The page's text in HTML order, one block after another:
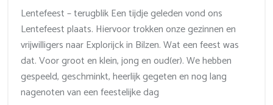
Lentefeest – terugblik Een tijdje geleden vond ons
Lentefeest plaats. Hiervoor trokken onze gezinnen en
vrijwilligers naar Explorijck in Bilzen. Wat een feest was
dat. Voor groot en klein, jong en oud(er). We hebben
gespeeld, geschminkt, heerlijk gegeten en nog lang
nagenoten van een feestelijke dag